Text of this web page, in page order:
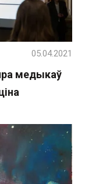
медыкаў
05.04.2021